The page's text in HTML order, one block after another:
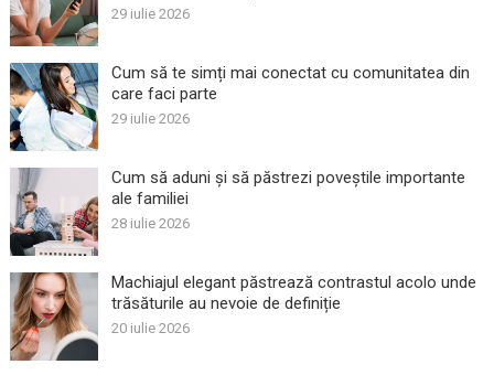
29 iulie 2026
Cum să te simți mai conectat cu comunitatea din
care faci parte
29 iulie 2026
Cum să aduni și să păstrezi poveștile importante
ale familiei
28 iulie 2026
Machiajul elegant păstrează contrastul acolo unde
trăsăturile au nevoie de definiție
20 iulie 2026